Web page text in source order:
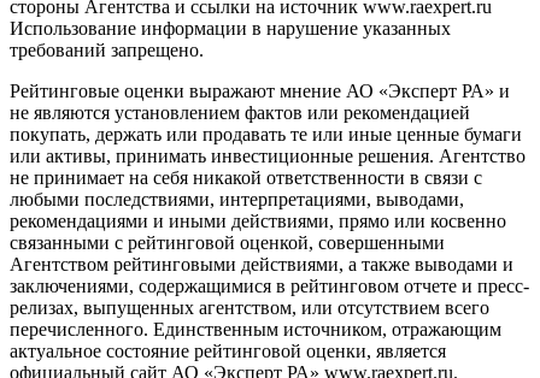
стороны Агентства и ссылки на источник www.raexpert.ru
Использование информации в нарушение указанных
требований запрещено.
Рейтинговые оценки выражают мнение АО «Эксперт РА» и
не являются установлением фактов или рекомендацией
покупать, держать или продавать те или иные ценные бумаги
или активы, принимать инвестиционные решения. Агентство
не принимает на себя никакой ответственности в связи с
любыми последствиями, интерпретациями, выводами,
рекомендациями и иными действиями, прямо или косвенно
связанными с рейтинговой оценкой, совершенными
Агентством рейтинговыми действиями, а также выводами и
заключениями, содержащимися в рейтинговом отчете и пресс-
релизах, выпущенных агентством, или отсутствием всего
перечисленного. Единственным источником, отражающим
актуальное состояние рейтинговой оценки, является
официальный сайт АО «Эксперт РА» www.raexpert.ru.